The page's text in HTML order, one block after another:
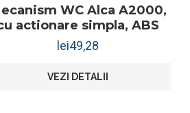
WC Alca A2000,
actionare simpla, ABS
lei49,28
VEZI DETALII